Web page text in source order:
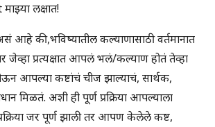
लक्षात!
की,भविष्यातील कल्याणासाठी वर्तमानात
प्रत्यक्षात आपलं भलं/कल्याण होतं तेव्हा
आपल्या कष्टांचं चीज झाल्याचं, सार्थक,
मिळतं. अशी ही पूर्ण प्रक्रिया आपल्याला
जर पूर्ण झाली तर आपण केलेले कष्ट,